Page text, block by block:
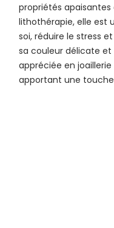
propriétés
lithothérapie, elle est
soi, réduire le stress
sa couleur délicate
appréciée en
apportant une